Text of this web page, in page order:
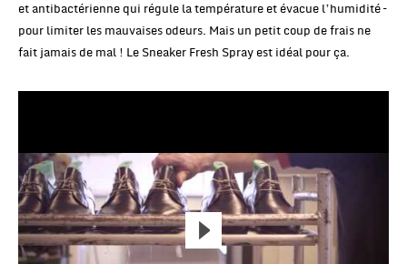
et antibactérienne qui régule la température et évacue l’humidité –
pour limiter les mauvaises odeurs. Mais un petit coup de frais ne
fait jamais de mal ! Le Sneaker Fresh Spray est idéal pour ça.